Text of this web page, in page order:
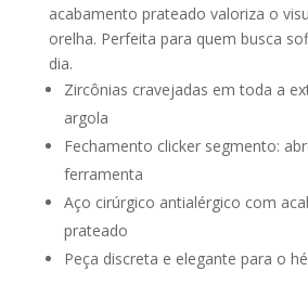
acabamento prateado valoriza o
orelha. Perfeita para quem busca
dia.
Zircônias cravejadas em toda a
argola
Fechamento clicker segmento:
ferramenta
Aço cirúrgico antialérgico com
prateado
Peça discreta e elegante para o